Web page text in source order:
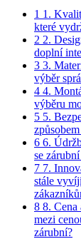
1 1.
které
2 2.
doplní
3 3.
výběr
4 4.
výběru
5 5.
6 6.
se
7 7.
stále
8 8. Cena
mezi
zárubní?